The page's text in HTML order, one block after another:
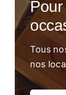
Atelier
Tous
nos